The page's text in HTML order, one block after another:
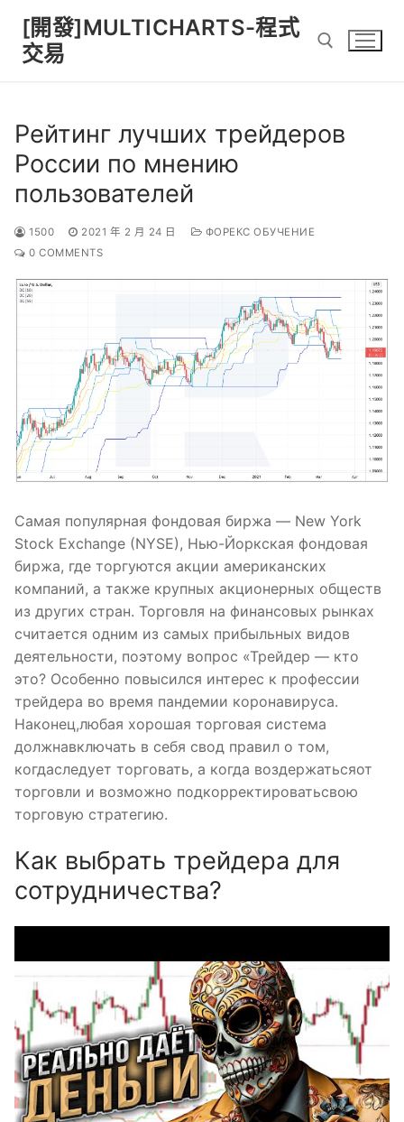
content
[開發]MULTICHARTS-程式
交易
Рейтинг лучших трейдеров
России по мнению
пользователей
1500 2021 年 2 月 24 日
ФОРЕКС ОБУЧЕНИЕ
0 COMMENTS
Самая популярная фондовая биржа — New York
Stock Exchange (NYSE), Нью-Йоркская фондовая
биржа, где торгуются акции американских
компаний, а также крупных акционерных обществ
из других стран. Торговля на финансовых рынках
считается одним из самых прибыльных видов
деятельности, поэтому вопрос «Трейдер — кто
это? Особенно повысился интерес к профессии
трейдера во время пандемии коронавируса.
Наконец,любая хорошая торговая система
должнавключать в себя свод правил о том,
когдаследует торговать, а когда воздержатьсяот
торговли и возможно подкорректироватьсвою
торговую стратегию.
Как выбрать трейдера для
сотрудничества?